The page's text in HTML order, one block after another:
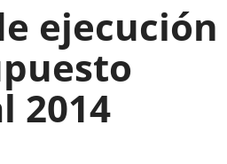
ejecución
2014